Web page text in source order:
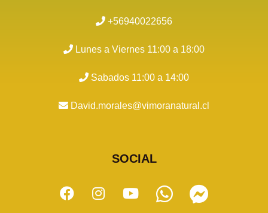
+56940022656
Lunes a Viernes 11:00 a 18:00
Sabados 11:00 a 14:00
David.morales@vimoranatural.cl
SOCIAL